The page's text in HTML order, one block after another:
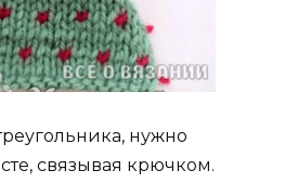
нужно
связывая крючком.